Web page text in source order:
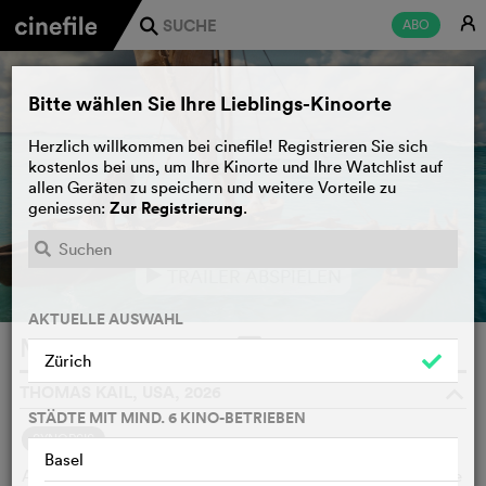
ABO E
j
TRAILER ABSPIELEN
Moana
SYNOPSIS
Als im alten Polynesien ein schrecklicher Fluch von Maui die
Bitte wählen Sie Ihre Lieblings-Kinoorte
Herzlich willkommen bei cinefile! Registrieren Sie sich
kostenlos bei uns, um Ihre Kinorte und Ihre Watchlist auf
allen Geräten zu speichern und weitere Vorteile zu
geniessen: Zur Registrierung.
AKTUELLE AUSWAHL
Zürich
STÄDTE MIT MIND. 6 KINO-BETRIEBEN
Basel